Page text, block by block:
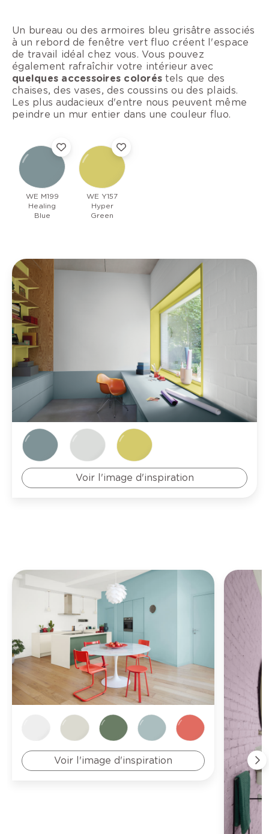
Un bureau ou des armoires bleu grisâtre associés
à un rebord de fenêtre vert fluo créent l'espace
de travail idéal chez vous. Vous pouvez
également rafraîchir votre intérieur avec
quelques accessoires colorés tels que des
chaises, des vases, des coussins ou des plaids.
Les plus audacieux d'entre nous peuvent même
peindre un mur entier dans une couleur fluo.
WE M199
Healing
Blue
WE Y157
Hyper
Green
Voir l'image d'inspiration
Voir l'image d'inspiration